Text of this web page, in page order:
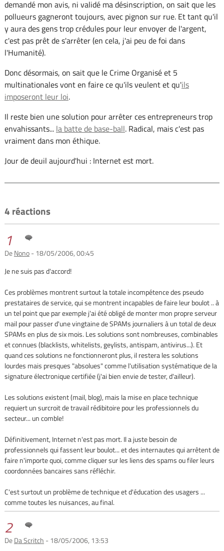
demandé mon avis, ni validé ma désinscription, on sait que les
pollueurs gagneront toujours, avec pignon sur rue. Et tant qu'il
y aura des gens trop crédules pour leur envoyer de l'argent,
c'est pas prêt de s'arrêter (en cela, j'ai peu de foi dans
l'Humanité).
Donc désormais, on sait que le Crime Organisé et 5
multinationales vont en faire ce qu'ils veulent et qu'ils
imposeront leur loi.
Il reste bien une solution pour arrêter ces entrepreneurs trop
envahissants... la batte de base-ball. Radical, mais c'est pas
vraiment dans mon éthique.
Jour de deuil aujourd'hui : Internet est mort.
4 réactions
1
DeNono- 18/05/2006, 00:45
Je ne suis pas d'accord!
Ces problèmes montrent surtout la totale incompétence des pseudo
prestataires de service, qui se montrent incapables de faire leur boulot .. à
un tel point que par exemple j'ai été obligé de monter mon propre serveur
mail pour passer d'une vingtaine de SPAMs journaliers à un total de deux
SPAMs en plus de six mois. Les solutions sont nombreuses, combinables
et connues (blacklists, whitelists, geylists, antispam, antivirus...). Et
quand ces solutions ne fonctionneront plus, il restera les solutions
lourdes mais presques "absolues" comme l'utilisation systématique de la
signature électronique certifiée (j'ai bien envie de tester, d'ailleur).
Les solutions existent (mail, blog), mais la mise en place technique
requiert un surcroit de travail rédibitoire pour les professionnels du
secteur... un comble!
Définitivement, Internet n'est pas mort. Il a juste besoin de
professionnels qui fassent leur boulot... et des internautes qui arrêtent de
faire n'importe quoi, comme cliquer sur les liens des spams ou filer leurs
coordonnées bancaires sans réfléchir.
C'est surtout un problème de technique et d'éducation des usagers ...
comme toutes les nuisances, au final.
2
DeDa Scritch - 18/05/2006, 13:53